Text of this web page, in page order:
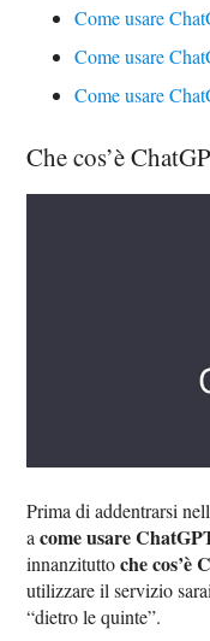
Come usare
Come usare
Come usare
Che cos’è
Prima di addentrarsi
acome usare
innanzituttoche cos’è
utilizzare il servizio
“dietro le quinte”.